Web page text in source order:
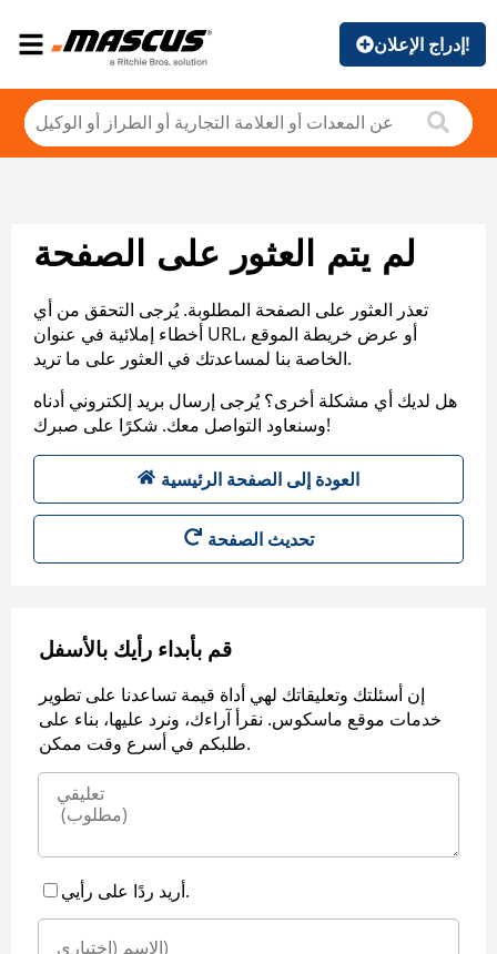
إدراج الإعلان!
لم يتم العثور على الصفحة
تعذر العثور على الصفحة المطلوبة. يُرجى التحقق من أي
أخطاء إملائية في عنوان URL، أو عرض خريطة الموقع
الخاصة بنا لمساعدتك في العثور على ما تريد.
هل لديك أي مشكلة أخرى؟ يُرجى إرسال بريد إلكتروني أدناه
وسنعاود التواصل معك. شكرًا على صبرك!
العودة إلى الصفحة الرئيسية
تحديث الصفحة
قم بأبداء رأيك بالأسفل
إن أسئلتك وتعليقاتك لهي أداة قيمة تساعدنا على تطوير
خدمات موقع ماسكوس. نقرأ آراءك، ونرد عليها، بناء على
طلبكم في أسرع وقت ممكن.
أريد ردًا على رأيي.